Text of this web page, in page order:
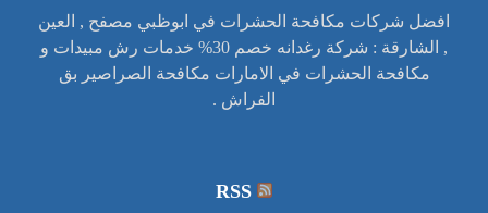
افضل شركات مكافحة الحشرات في ابوظبي مصفح , العين
, الشارقة : شركة رغدانه خصم 30% خدمات رش مبيدات و
مكافحة الحشرات في الامارات مكافحة الصراصير بق
الفراش .
RSS